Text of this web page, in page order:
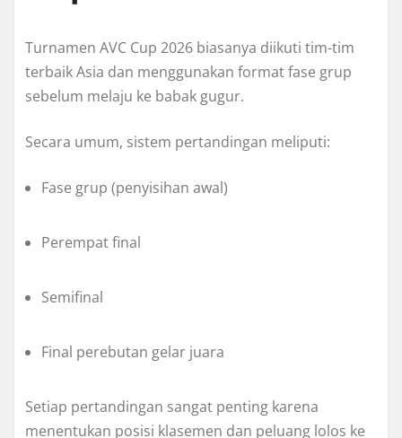
Turnamen AVC Cup 2026 biasanya diikuti tim-tim
terbaik Asia dan menggunakan format fase grup
sebelum melaju ke babak gugur.
Secara umum, sistem pertandingan meliputi:
Fase grup (penyisihan awal)
Perempat final
Semifinal
Final perebutan gelar juara
Setiap pertandingan sangat penting karena
menentukan posisi klasemen dan peluang lolos ke